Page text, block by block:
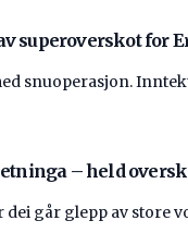
superoverskot for
snuoperasjon.
– held
dei går glepp av store